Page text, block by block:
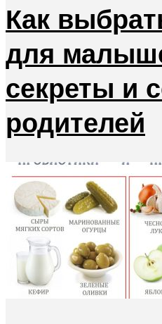
Как
для
секреты и
родителей